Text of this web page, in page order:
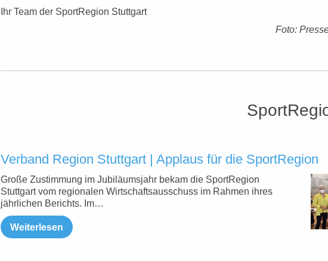
Ihr Team der SportRegion Stuttgart
Foto:
Verband Region Stuttgart | Applaus für die SportRegion
Große Zustimmung im Jubiläumsjahr bekam die SportRegion
Stuttgart vom regionalen Wirtschaftsausschuss im Rahmen ihres
jährlichen Berichts. Im…
Weiterlesen